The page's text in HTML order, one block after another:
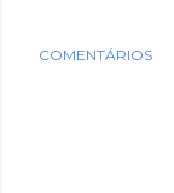
COMENTÁRIOS